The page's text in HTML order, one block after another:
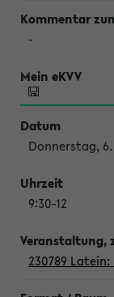
-
Donnerstag,
9:30-12
230789